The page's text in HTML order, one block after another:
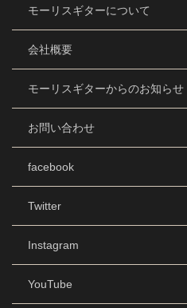
モーリスギターについて
会社概要
モーリスギターからのお知らせ
お問い合わせ
facebook
Twitter
Instagram
YouTube